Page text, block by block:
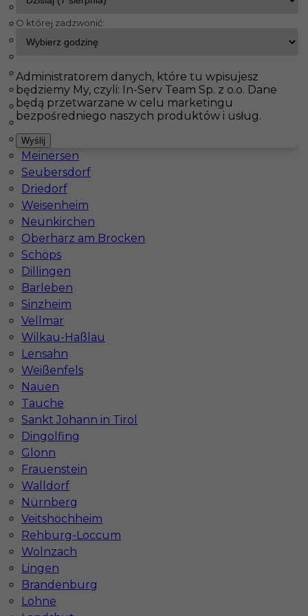
InServ Oferty pracy
Pokaż filtr
Maintal
Haiterbach
Badendorf
Pasenbach
Klettgau
Thale
Bisingen
Schorndorf
Meinersen
Seubersdorf
Driedorf
Weisenheim
Neunkirchen
Oberharz am Brocken
Schöps
Dillingen
Barleben
Sinzheim
Vellmar
Wilkau-Haßlau
Lensahn
Weißenfels
Nauen
Tauche
Sankt Johann in Tirol
Dingolfing
Glonn
Frauenstein
Walldorf
Nürnberg
Veitshöchheim
Rehburg-Loccum
Wolnzach
Lingen
Brandenburg
Lohne
Praca w Niemczech dla malarza - Norderney
Kategoria Prace budowlane
Malarz , Szpachlarz
Lokalizacja Niemcy
Wymagane języki
Niemiecki dobry
Stawka 12 - € / h
Znaleziono 1 wyników
Najczęściej zadawane pytania (FAQ)
Jak znaleźć pracę za granicą?
Czy praca Niemcy na budowie nadal się
opłaca przy obecnych kosztach życia?
O której zadzwonić:
Administratorem danych, które tu wpisujesz
będziemy My, czyli: In-Serv Team Sp. z o.o. Dane
będą przetwarzane w celu marketingu
bezpośredniego naszych produktów i usług.
Wyślij